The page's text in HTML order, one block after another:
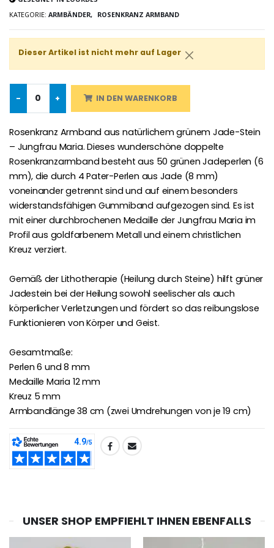
Novenen-Kerze für eine Heilung - 17.5cm
€6.00
€23.00
KATEGORIE:ARMBÄNDER, ROSENKRANZ ARMBAND
Dieser Artikel ist nicht mehr auf Lager
- + IN DEN WARENKORB
Rosenkranz Armband aus natürlichem grünem Jade-Stein
– Jungfrau Maria. Dieses wunderschöne doppelte
Rosenkranzarmband besteht aus 50 grünen Jadeperlen (6
mm), die durch 4 Pater-Perlen aus Jade (8 mm)
voneinander getrennt sind und auf einem besonders
widerstandsfähigen Gummiband aufgezogen sind. Es ist
mit einer durchbrochenen Medaille der Jungfrau Maria im
Profil aus goldfarbenem Metall und einem christlichen
Kreuz verziert.
Gemäß der Lithotherapie (Heilung durch Steine) hilft grüner
Jadestein bei der Heilung sowohl seelischer als auch
körperlicher Verletzungen und fördert so das reibungslose
Funktionieren von Körper und Geist.
Gesamtmaße:
Perlen 6 und 8 mm
Medaille Maria 12 mm
Kreuz 5 mm
Armbandlänge 38 cm (zwei Umdrehungen von je 19 cm)
TEILEN:
UNSER SHOP EMPFIEHLT IHNEN EBENFALLS